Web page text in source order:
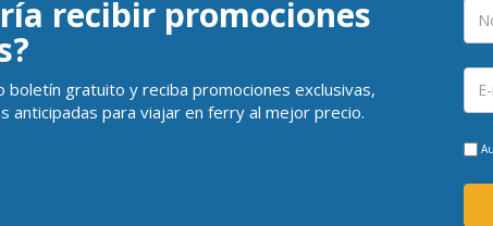
recibir promociones
boletín gratuito y reciba promociones exclusivas,
anticipadas para viajar en ferry al mejor precio.